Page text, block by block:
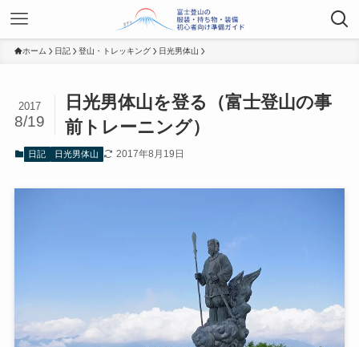
ホーム 日記 登山・トレッキング 日光男体山
日光男体山を登る（富士登山の事
前トレーニング）
2017
8/19
日記 日光男体山 2017年8月19日